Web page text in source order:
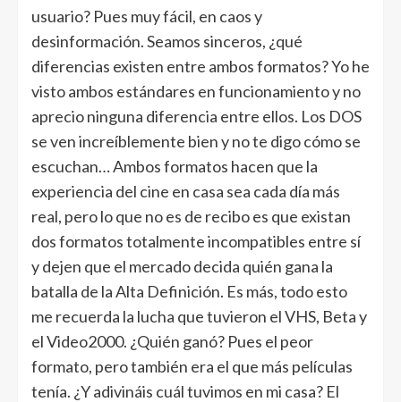
usuario? Pues muy fácil, en caos y
desinformación. Seamos sinceros, ¿qué
diferencias existen entre ambos formatos? Yo he
visto ambos estándares en funcionamiento y no
aprecio ninguna diferencia entre ellos. Los DOS
se ven increíblemente bien y no te digo cómo se
escuchan… Ambos formatos hacen que la
experiencia del cine en casa sea cada día más
real, pero lo que no es de recibo es que existan
dos formatos totalmente incompatibles entre sí
y dejen que el mercado decida quién gana la
batalla de la Alta Definición. Es más, todo esto
me recuerda la lucha que tuvieron el VHS, Beta y
el Video2000. ¿Quién ganó? Pues el peor
formato, pero también era el que más películas
tenía. ¿Y adivináis cuál tuvimos en mi casa? El